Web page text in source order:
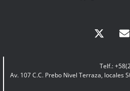
Telf.:
Av. 107 C.C. Prebo Nivel Terraza, locales